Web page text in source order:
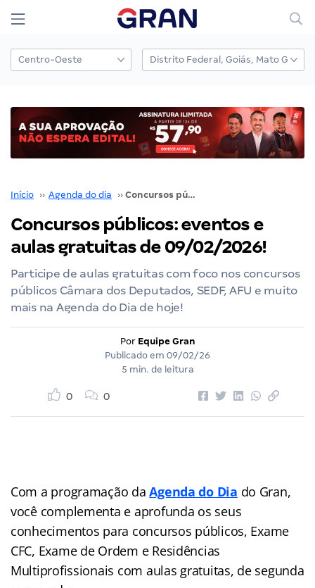
Início ›› Agenda do dia ›› Concursos públicos: eventos e aulas gratuitas de 09/02/2026!
Concursos públicos: eventos e
aulas gratuitas de 09/02/2026!
Participe de aulas gratuitas com foco nos concursos
públicos Câmara dos Deputados, SEDF, AFU e muito
mais na Agenda do Dia de hoje!
Por Equipe Gran
Publicado em 09/02/26
5 min. de leitura
0 0
Com a programação daAgenda do Dia do Gran,
você complementa e aprofunda os seus
conhecimentos para concursos públicos, Exame
CFC, Exame de Ordem e Residências
Multiprofissionais com aulas gratuitas, de segunda